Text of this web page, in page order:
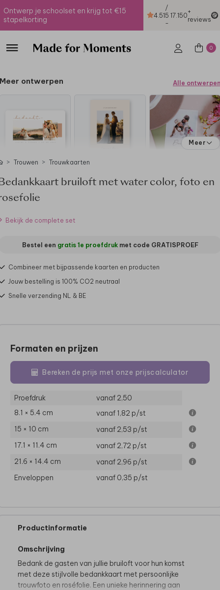
Ontwerp je schoolset en krijg tot €15
stapelkorting
4.51
/
5
-
17.150+
reviews
0
Meer ontwerpen Alle ontwerpen
Meer
Trouwen Trouwkaarten
bruiloft met water color, foto en
Bekijk de complete set
Bestel een gratis 1e proefdrukmet code GRATISPROEF
Combineer met bijpassende kaarten en producten
Jouw bestelling is 100% CO2 neutraal
Snelle verzending NL & BE
Formaten en prijzen
Bereken de prijs met onze prijscalculator
Proefdruk
vanaf 2,50
8.1 × 5.4 cm
vanaf 1,82 p/st
15 × 10 cm
vanaf 2,53 p/st
17.1 × 11.4 cm
vanaf 2,72 p/st
21.6 × 14.4 cm
vanaf 2,96 p/st
Enveloppen
vanaf 0,35 p/st
Productinformatie
Omschrijving
Bedank de gasten van jullie bruiloft voor hun komst
met deze stijlvolle bedankkaart met persoonlijke
trouwfoto en roséfolie. Een unieke herinnering aan